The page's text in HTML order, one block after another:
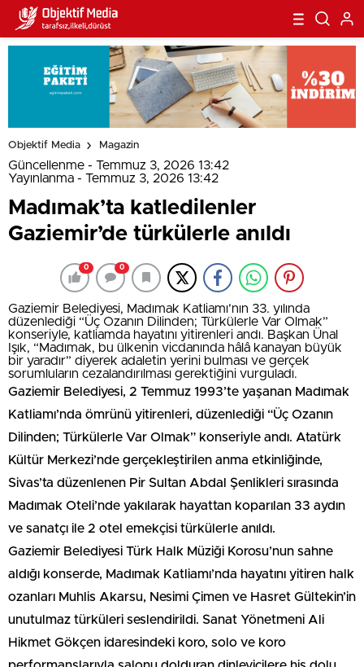
Objektif Media Magazin
Güncellenme - Temmuz 3, 2026 13:42
Yayınlanma - Temmuz 3, 2026 13:42
Madımak’ta katledilenler
Gaziemir’de türkülerle anıldı
0 0
Gaziemir Belediyesi, Madımak Katliamı’nın 33. yılında
düzenlediği “Üç Ozanın Dilinden; Türkülerle Var Olmak”
konseriyle, katliamda hayatını yitirenleri andı. Başkan Ünal
Işık, “Madımak, bu ülkenin vicdanında hâlâ kanayan büyük
bir yaradır” diyerek adaletin yerini bulması ve gerçek
sorumluların cezalandırılması gerektiğini vurguladı.
Gaziemir Belediyesi, 2 Temmuz 1993’te yaşanan Madımak
Katliamı’nda ömrünü yitirenleri, düzenlediği “Üç Ozanın
Dilinden; Türkülerle Var Olmak” konseriyle andı. Atatürk
Kültür Merkezi’nde gerçekleştirilen anma etkinliğinde,
Sivas’ta düzenlenen Pir Sultan Abdal Şenlikleri sırasında
Madımak Oteli’nde yakılarak hayattan koparılan 33 aydın
ve sanatçı ile 2 otel emekçisi türkülerle anıldı.
Gaziemir Belediyesi Türk Halk Müziği Korosu’nun sahne
aldığı konserde, Madımak Katliamı’nda hayatını yitiren halk
ozanları Muhlis Akarsu, Nesimi Çimen ve Hasret Gültekin’in
unutulmaz türküleri seslendirildi. Sanat Yönetmeni Ali
Hikmet Gökçen idaresindeki koro, solo ve koro